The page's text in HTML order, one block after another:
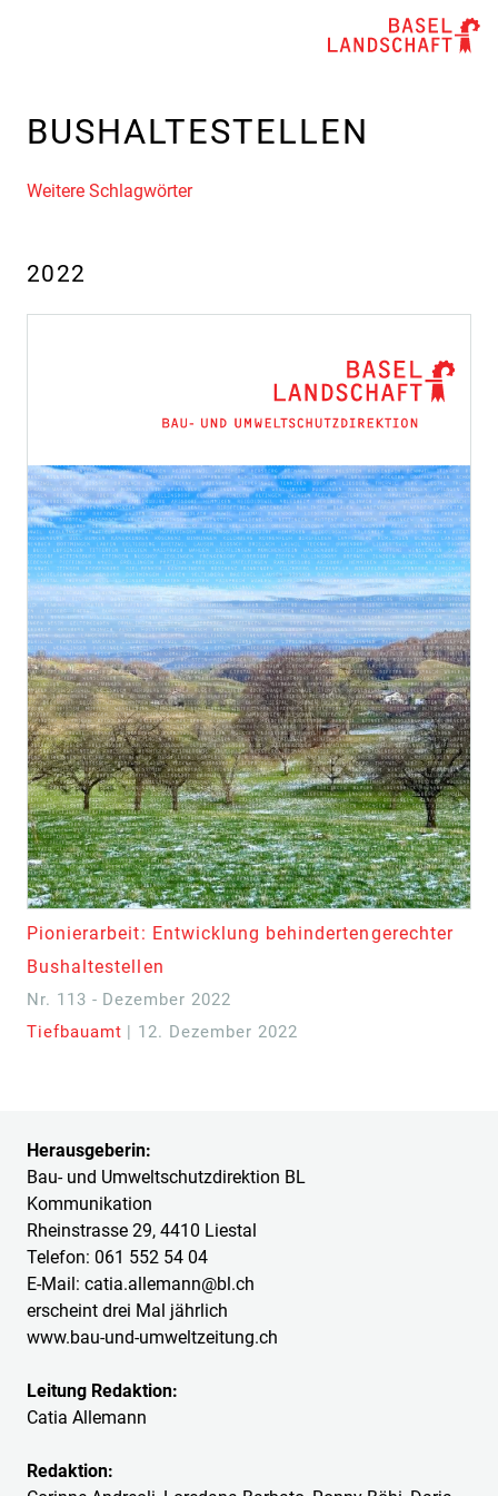
BUSHALTESTELLEN
Weitere Schlagwörter
2022
Pionierarbeit: Entwicklung behindertengerechter
Bushaltestellen
Nr. 113 - Dezember 2022
Tiefbauamt | 12. Dezember 2022
Herausgeberin:
Bau- und Umweltschutzdirektion BL
Kommunikation
Rheinstrasse 29, 4410 Liestal
Telefon: 061 552 54 04
E-Mail: catia.allemann@bl.ch
erscheint drei Mal jährlich
www.bau-und-umweltzeitung.ch
Leitung Redaktion:
Catia Allemann
Redaktion: